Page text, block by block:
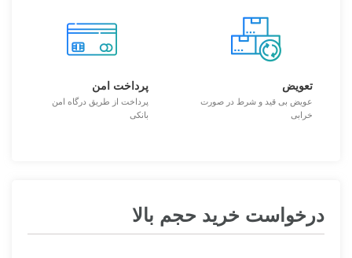
تعویض
عویض بی قید و شرط در صورت
خرابی
پرداخت امن
پرداخت از طریق درگاه امن
بانکی
درخواست خرید حجم بالا